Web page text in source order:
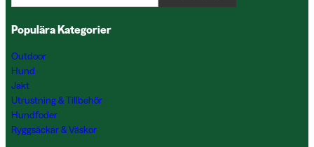
Populära Kategorier
Outdoor
Hund
Jakt
Utrustning & Tillbehör
Hundfoder
Ryggsäckar & Väskor